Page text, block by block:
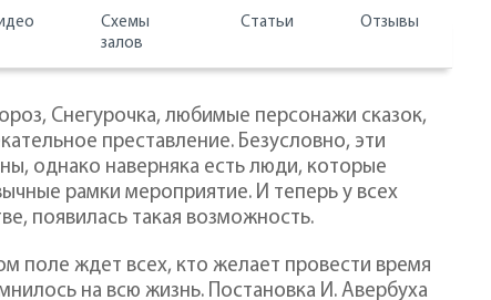
Схемы
залов
Статьи Отзывы
Снегурочка, любимые персонажи сказок,
преставление. Безусловно, эти
однако наверняка есть люди, которые
рамки мероприятие. И теперь у всех
появилась такая возможность.
поле ждет всех, кто желает провести время
на всю жизнь. Постановка И. Авербуха